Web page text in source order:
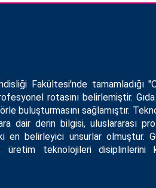
Fakültesi'nde tamamladığı
rotasını belirlemiştir.
buluşturmasını sağlamıştır.
dair derin bilgisi, uluslararası
en belirleyici unsurlar olmuştur.
teknolojileri disiplinlerini